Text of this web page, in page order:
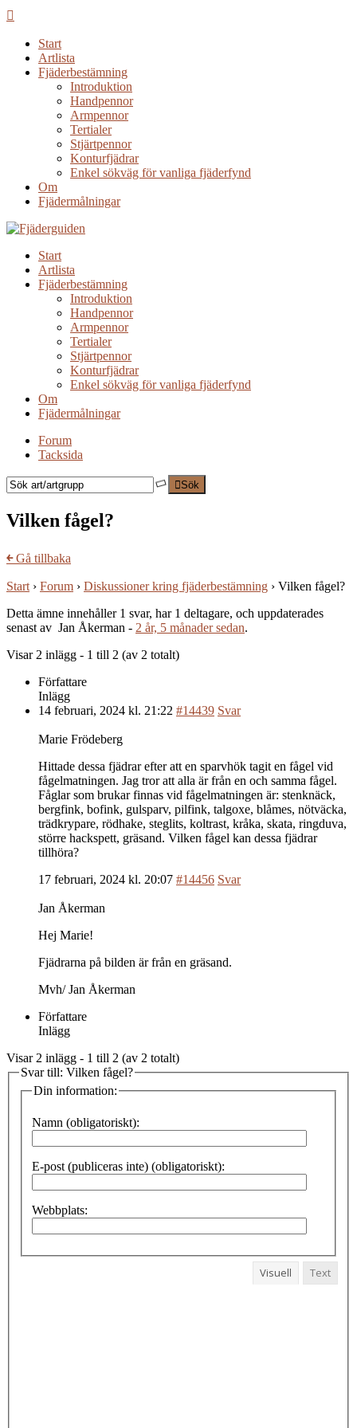
Start
Artlista
Fjäderbestämning
Introduktion
Handpennor
Armpennor
Tertialer
Stjärtpennor
Konturfjädrar
Enkel sökväg för vanliga fjäderfynd
Om
Fjädermålningar
Start
Artlista
Fjäderbestämning
Introduktion
Handpennor
Armpennor
Tertialer
Stjärtpennor
Konturfjädrar
Enkel sökväg för vanliga fjäderfynd
Om
Fjädermålningar
Forum
Tacksida
Sök
Vilken fågel?
￩Gå tillbaka
Start › Forum › Diskussioner kring fjäderbestämning › Vilken fågel?
Detta ämne innehåller 1 svar, har 1 deltagare, och uppdaterades
senast av Jan Åkerman - 2 år, 5 månader sedan.
Visar 2 inlägg - 1 till 2 (av 2 totalt)
Författare
Inlägg
14 februari, 2024 kl. 21:22 #14439 Svar
Marie Frödeberg
Hittade dessa fjädrar efter att en sparvhök tagit en fågel vid
fågelmatningen. Jag tror att alla är från en och samma fågel.
Fåglar som brukar finnas vid fågelmatningen är: stenknäck,
bergfink, bofink, gulsparv, pilfink, talgoxe, blåmes, nötväcka,
trädkrypare, rödhake, steglits, koltrast, kråka, skata, ringduva,
större hackspett, gräsand. Vilken fågel kan dessa fjädrar
tillhöra?
17 februari, 2024 kl. 20:07 #14456 Svar
Jan Åkerman
Hej Marie!
Fjädrarna på bilden är från en gräsand.
Mvh/ Jan Åkerman
Författare
Inlägg
Visar 2 inlägg - 1 till 2 (av 2 totalt)
Svar till: Vilken fågel?
Din information:
Namn (obligatoriskt):
E-post (publiceras inte) (obligatoriskt):
Webbplats:
Visuell Text